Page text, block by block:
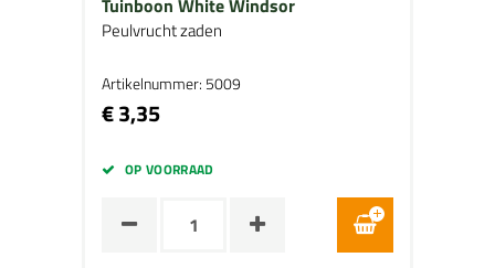
Tuinboon White Windsor
Peulvrucht zaden
Artikelnummer: 5009
€ 3,35
OP VOORRAAD